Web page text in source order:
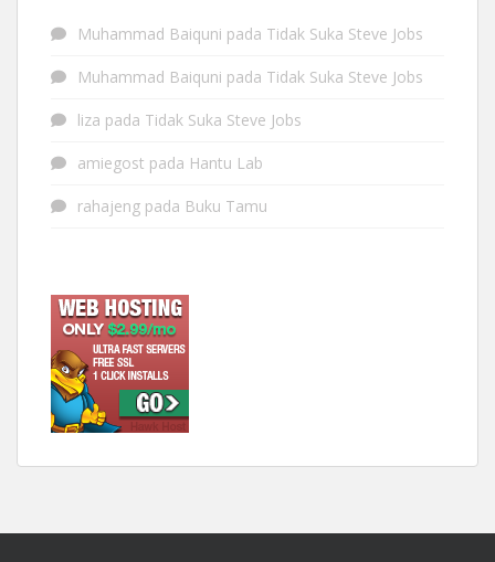
Muhammad Baiquni pada Tidak Suka Steve Jobs
Muhammad Baiquni pada Tidak Suka Steve Jobs
liza pada Tidak Suka Steve Jobs
amiegost pada Hantu Lab
rahajeng pada Buku Tamu